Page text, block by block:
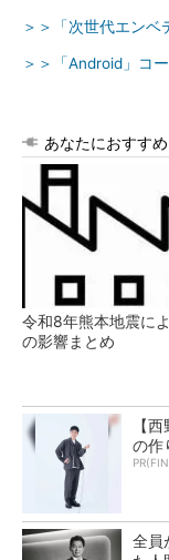
＞＞「次世代エンベ
＞＞「Android」コ
あなたにおすすめ
令和8年熊本地震に
の影響まとめ
【
の作
全員